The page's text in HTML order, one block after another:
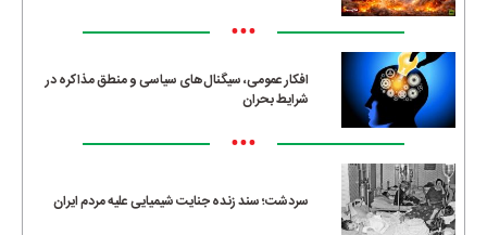
•••
افکار عمومی، سیگنال‌های سیاسی و منطق مذاکره در
شرایط بحران
•••
سردشت؛ سند زنده جنایت شیمیایی علیه مردم ایران